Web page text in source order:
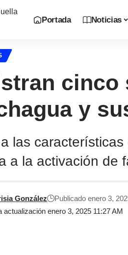
Portada Noticias
cinco
y
las
a la activación de
actualización enero 3, 2025 11:27 AM
González Publicado enero 3,